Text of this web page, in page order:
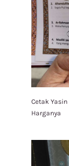
Cetak Yasin
Harganya